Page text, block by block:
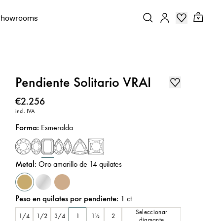
Pendiente Solitario VRAI
Precio:
€2.256
incl. IVA
Forma: Esmeralda
Metal:Oro amarillo de 14 quilates
Peso en quilates por pendiente: 1 ct
1/4 1/2 3/4 1 1½ 2
Seleccionar